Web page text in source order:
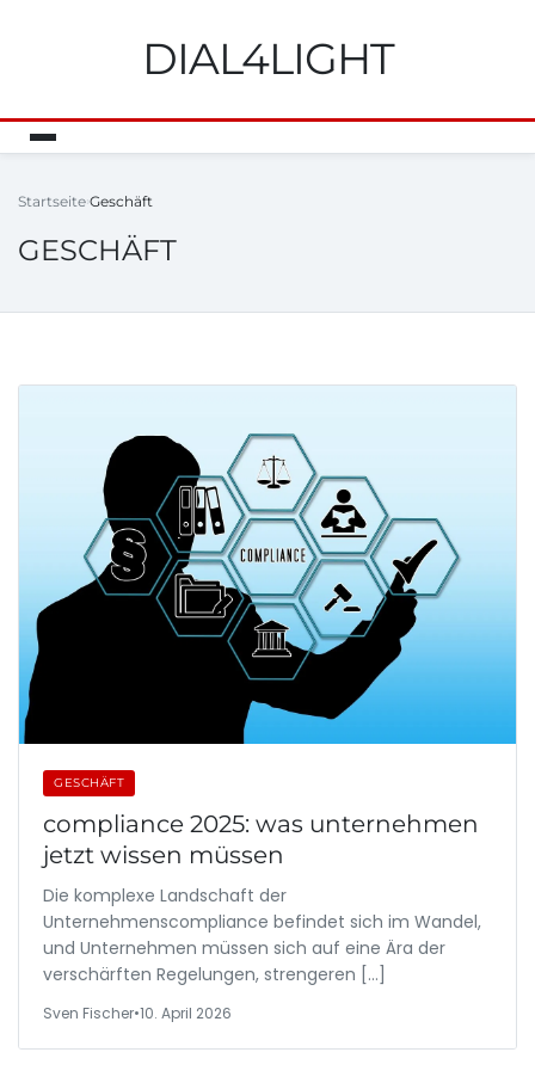
DIAL4LIGHT
Startseite Geschäft
GESCHÄFT
GESCHÄFT
compliance 2025: was unternehmen
jetzt wissen müssen
Die komplexe Landschaft der
Unternehmenscompliance befindet sich im Wandel,
und Unternehmen müssen sich auf eine Ära der
verschärften Regelungen, strengeren […]
Sven Fischer•10. April 2026